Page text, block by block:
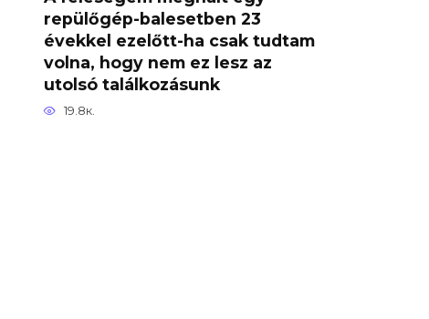
repülőgép-balesetben 23
évekkel ezelőtt-ha csak tudtam
volna, hogy nem ez lesz az
utolsó találkozásunk
19.8к.